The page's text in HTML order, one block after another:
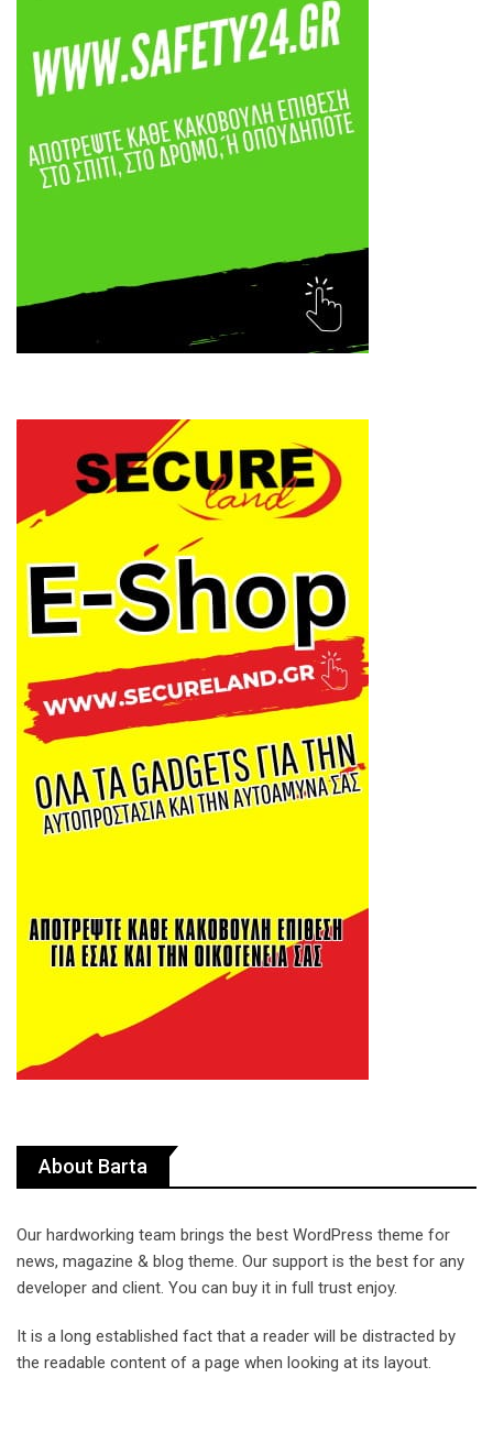
About Barta
Our hardworking team brings the best WordPress theme for
news, magazine & blog theme. Our support is the best for any
developer and client. You can buy it in full trust enjoy.
It is a long established fact that a reader will be distracted by
the readable content of a page when looking at its layout.